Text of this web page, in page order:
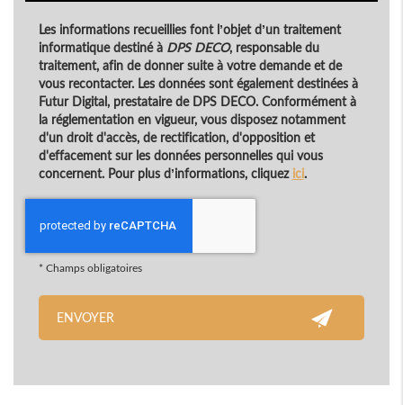
Les informations recueillies font l’objet d’un traitement
informatique destiné àDPS DECO, responsable du
traitement, afin de donner suite à votre demande et de
vous recontacter. Les données sont également destinées à
Futur Digital, prestataire de DPS DECO. Conformément à
la réglementation en vigueur, vous disposez notamment
d'un droit d'accès, de rectification, d'opposition et
d'effacement sur les données personnelles qui vous
concernent. Pour plus d’informations, cliquez ici.
* Champs obligatoires